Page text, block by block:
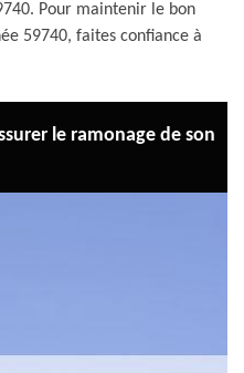
Pour maintenir le bon
59740, faites confiance à
le ramonage de son